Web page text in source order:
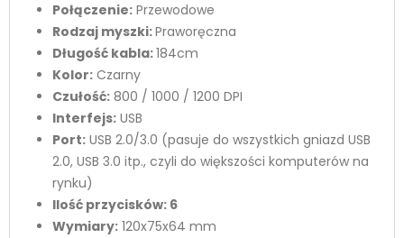
Połączenie: Przewodowe
Rodzaj myszki:Praworęczna
Długość kabla:184cm
Kolor: Czarny
Czułość: 800 / 1000 / 1200 DPI
Interfejs: USB
Port: USB 2.0/3.0 (pasuje do wszystkich gniazd USB
2.0, USB 3.0 itp., czyli do większości komputerów na
rynku)
Ilość przycisków: 6
Wymiary: 120x75x64 mm